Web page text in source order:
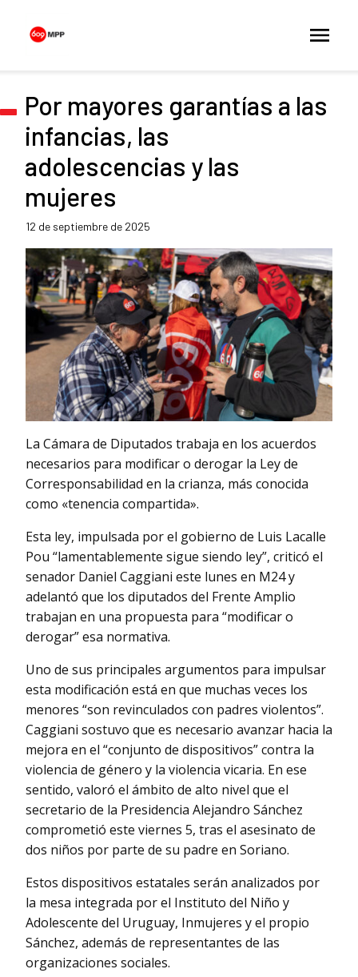
Por mayores garantías a las
infancias, las
adolescencias y las
mujeres
12 de septiembre de 2025
La Cámara de Diputados trabaja en los acuerdos
necesarios para modificar o derogar la Ley de
Corresponsabilidad en la crianza, más conocida
como «tenencia compartida».
Esta ley, impulsada por el gobierno de Luis Lacalle
Pou “lamentablemente sigue siendo ley”, criticó el
senador Daniel Caggiani este lunes en M24 y
adelantó que los diputados del Frente Amplio
trabajan en una propuesta para “modificar o
derogar” esa normativa.
Uno de sus principales argumentos para impulsar
esta modificación está en que muchas veces los
menores “son revinculados con padres violentos”.
Caggiani sostuvo que es necesario avanzar hacia la
mejora en el “conjunto de dispositivos” contra la
violencia de género y la violencia vicaria. En ese
sentido, valoró el ámbito de alto nivel que el
secretario de la Presidencia Alejandro Sánchez
comprometió este viernes 5, tras el asesinato de
dos niños por parte de su padre en Soriano.
Estos dispositivos estatales serán analizados por
la mesa integrada por el Instituto del Niño y
Adolescente del Uruguay, Inmujeres y el propio
Sánchez, además de representantes de las
organizaciones sociales.